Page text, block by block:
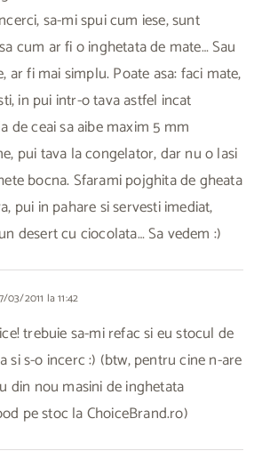
sa-mi spui cum iese, sunt
cum ar fi o inghetata de mate… Sau
ar fi mai simplu. Poate asa: faci mate,
in pui intr-o tava astfel incat
de ceai sa aibe maxim 5 mm
pui tava la congelator, dar nu o lasi
bocna. Sfarami pojghita de gheata
pui in pahare si servesti imediat,
desert cu ciocolata… Sa vedem :)
03/2011 la 11:42
trebuie sa-mi refac si eu stocul de
si s-o incerc :) (btw, pentru cine n-are
din nou masini de inghetata
pe stoc la ChoiceBrand.ro)